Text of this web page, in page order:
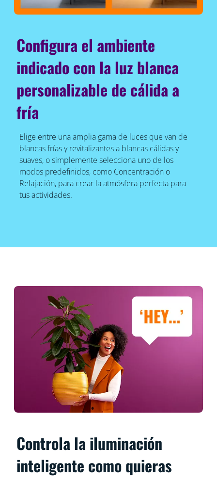
Configura el ambiente
indicado con la luz blanca
personalizable de cálida a
fría
Elige entre una amplia gama de luces que van de
blancas frías y revitalizantes a blancas cálidas y
suaves, o simplemente selecciona uno de los
modos predefinidos, como Concentración o
Relajación, para crear la atmósfera perfecta para
tus actividades.
Controla la iluminación
inteligente como quieras